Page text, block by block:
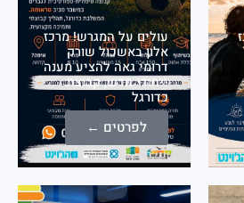
עולים על המגרש! מרכז
אלון באשכול שורק
דרומי גאה להציע מענה
ייחודי חדש, קבוצת
כדורגל
לפרטים ←